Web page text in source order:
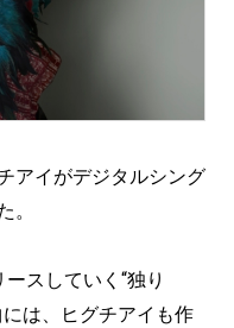
アイがデジタルシング
。
スしていく“独り
は、ヒグチアイも作